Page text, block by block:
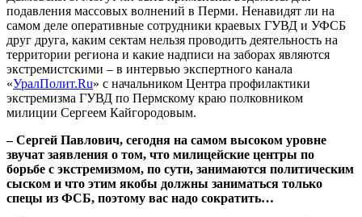
подавления массовых волнений в Перми. Ненавидят ли на
самом деле оперативные сотрудники краевых ГУВД и УФСБ
друг друга, каким сектам нельзя проводить деятельность на
территории региона и какие надписи на заборах являются
экстремистскими – в интервью экспертного канала
«УралПолит.Ru» с начальником Центра профилактики
экстремизма ГУВД по Пермскому краю полковником
милиции Сергеем Кайгородовым.
– Сергей Павлович, сегодня на самом высоком уровне
звучат заявления о том, что милицейские центры по
борьбе с экстремизмом, по сути, занимаются политическим
сыском и что этим якобы должны заниматься только
спецы из ФСБ, поэтому вас надо сократить…